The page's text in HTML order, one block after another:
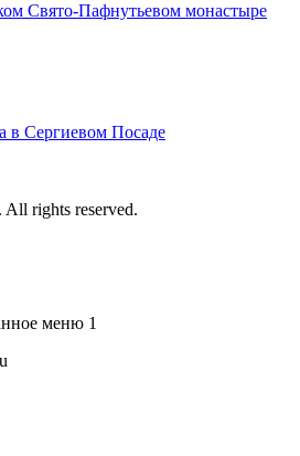
Свято-Пафнутьевом монастыре
в Сергиевом Посаде
All rights reserved.
меню 1